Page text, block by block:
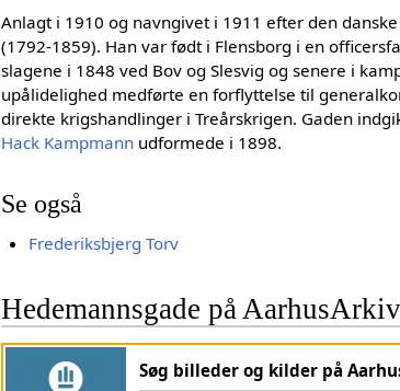
Anlagt i 1910 og navngivet i 1911 efter den
(1792-1859). Han var født i Flensborg i en
slagene i 1848 ved Bov og Slesvig og senere i
upålidelighed medførte en forflyttelse til
direkte krigshandlinger i Treårskrigen. Gaden
Hack Kampmann udformede i 1898.
Se også
Frederiksbjerg Torv
Hedemannsgade på
Søg billeder og kilder på